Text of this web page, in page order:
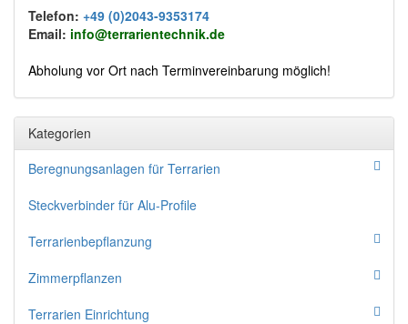
Telefon: +49 (0)2043-9353174
Email: info@terrarientechnik.de
Abholung vor Ort nach Terminvereinbarung möglich!
Kategorien
Beregnungsanlagen für Terrarien
Steckverbinder für Alu-Profile
Terrarienbepflanzung
Zimmerpflanzen
Terrarien Einrichtung